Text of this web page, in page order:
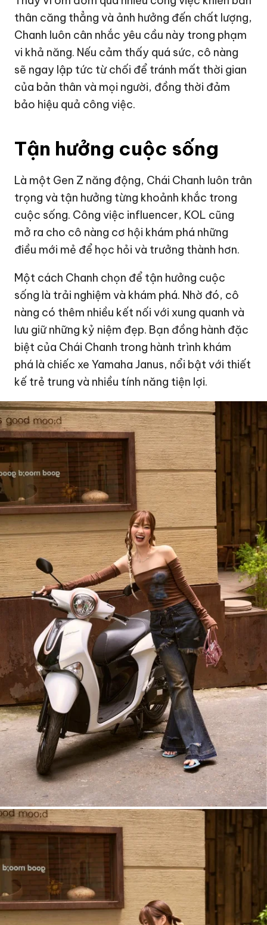
thân căng thẳng và ảnh hưởng đến chất lượng,
Chanh luôn cân nhắc yêu cầu này trong phạm
vi khả năng. Nếu cảm thấy quá sức, cô nàng
sẽ ngay lập tức từ chối để tránh mất thời gian
của bản thân và mọi người, đồng thời đảm
bảo hiệu quả công việc.
Tận hưởng cuộc sống
Là một Gen Z năng động, Chái Chanh luôn trân
trọng và tận hưởng từng khoảnh khắc trong
cuộc sống. Công việc influencer, KOL cũng
mở ra cho cô nàng cơ hội khám phá những
điều mới mẻ để học hỏi và trưởng thành hơn.
Một cách Chanh chọn để tận hưởng cuộc
sống là trải nghiệm và khám phá. Nhờ đó, cô
nàng có thêm nhiều kết nối với xung quanh và
lưu giữ những kỷ niệm đẹp. Bạn đồng hành đặc
biệt của Chái Chanh trong hành trình khám
phá là chiếc xe Yamaha Janus, nổi bật với thiết
kế trẻ trung và nhiều tính năng tiện lợi.